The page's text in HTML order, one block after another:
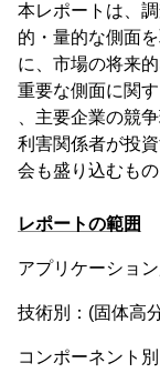
本レポートは、
的・量的な側面
に、市場の将来
重要な側面に関
、主要企業の競
利害関係者が投
会も盛り込むもの
レポートの範囲
アプリケーショ
技術別：(固体高
コンポーネント